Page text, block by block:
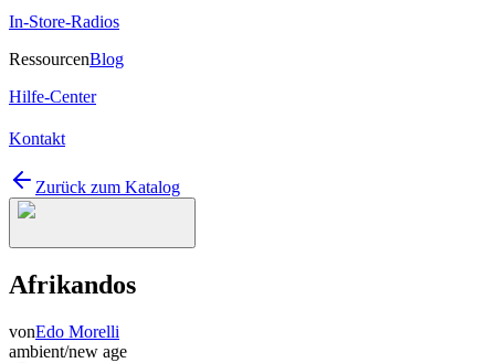
In-Store-Radios
RessourcenBlog
Hilfe-Center
Kontakt
Zurück zum Katalog
Afrikandos
vonEdo Morelli
ambient/new age